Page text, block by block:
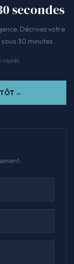
secondes
Décrivez votre
30 minutes.
rapide.